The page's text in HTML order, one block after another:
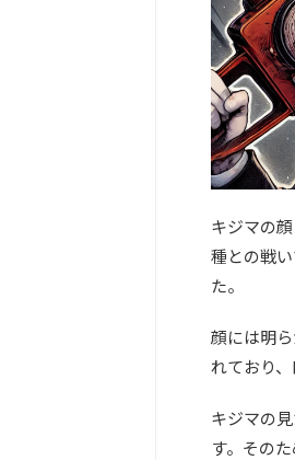
キジマの
種との戦
た。
顔には明
れており
キジマの
す。その